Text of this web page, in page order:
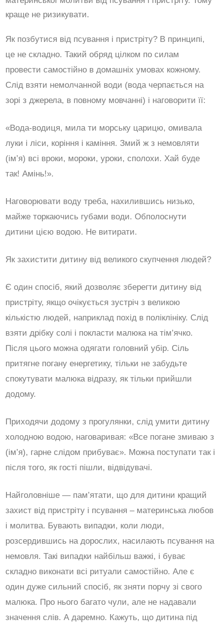
краще не ризикувати.
Як позбутися від псування і пристріту? В принципі,
це не складно. Такий обряд цілком по силам
провести самостійно в домашніх умовах кожному.
Слід взяти немолчанной води (вода черпається на
зорі з джерела, в повному мовчанні) і наговорити її:
«Вода-водиця, мила ти морську царицю, омивала
луки і ліси, коріння і каміння. Змий ж з немовляти
(ім’я) всі вроки, мороки, уроки, сполохи. Хай буде
так! Амінь!».
Наговорювати воду треба, нахилившись низько,
майже торкаючись губами води. Обполоснути
дитини цією водою. Не витирати.
Як захистити дитину від великого скупчення людей?
Є один спосіб, який дозволяє зберегти дитину від
пристріту, якщо очікується зустріч з великою
кількістю людей, наприклад похід в поліклініку. Слід
взяти дрібку солі і покласти малюка на тім’ячко.
Після цього можна одягати головний убір. Сіль
притягне погану енергетику, тільки не забудьте
спокутувати малюка відразу, як тільки прийшли
додому.
Приходячи додому з прогулянки, слід умити дитину
холодною водою, наговаривая: «Все погане змиваю з
(ім’я), гарне слідом прибуває». Можна поступати так і
після того, як гості пішли, відвідувачі.
Найголовніше — пам’ятати, що для дитини кращий
захист від пристріту і псування – материнська любов
і молитва. Бувають випадки, коли люди,
розсердившись на дорослих, насилають псування на
немовля. Такі випадки найбільш важкі, і буває
складно виконати всі ритуали самостійно. Але є
один дуже сильний спосіб, як зняти порчу зі свого
малюка. Про нього багато чули, але не надавали
значення слів. А даремно. Кажуть, що дитина під